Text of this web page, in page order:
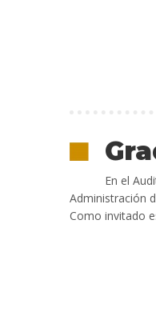
En el
Administración
Como invitado